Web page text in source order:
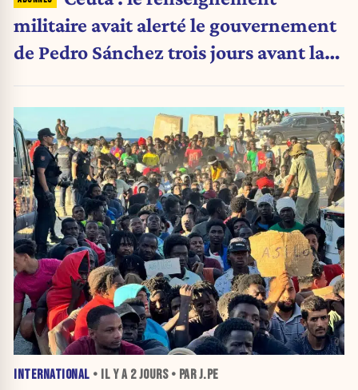
militaire avait alerté le gouvernement
de Pedro Sánchez trois jours avant la
INTERNATIONAL • IL Y A 2 JOURS• PAR J.PE